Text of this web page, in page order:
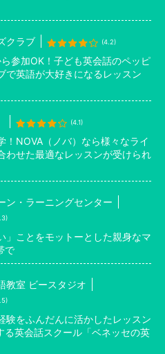
クラブ (4.2)
参加OK！子ども英会話のペッピ
で英語が大好きになるレッスン
(4.1)
！NOVA（ノバ）なら様々なライ
わせた最適なレッスンが受けられ
ン・ラーニングセンター
」ことをモットーとした親身なマ
で
教室 ビースタジオ
験をふんだんに活かしたレッスン
る英会話スクール「ベネッセの英